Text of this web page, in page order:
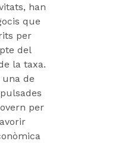
han
que
per
del
la taxa.
una de
per